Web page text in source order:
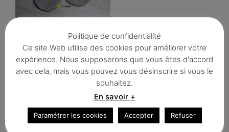
Lot de 3 couvercles
écologiques diamètre
10cm
12,00€
Ajouter au panier
Politique de confidentialité
Ce site Web utilise des cookies pour améliorer votre
expérience. Nous supposerons que vous êtes d'accord
avec cela, mais vous pouvez vous désinscrire si vous le
souhaitez.
En savoir +
Paramétrer les cookies Accepter Refuser